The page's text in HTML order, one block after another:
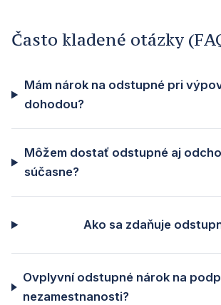
Často kladené otázky
Mám nárok na odstupné pri
dohodou?
Môžem dostať odstupné aj
súčasne?
Ako sa zdaňuje
Ovplyvní odstupné nárok na
nezamestnanosti?